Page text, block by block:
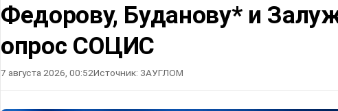
Федорову, Буданову* и
опрос СОЦИС
7 августа 2026, 00:52Источник: ЗАУГЛОМ